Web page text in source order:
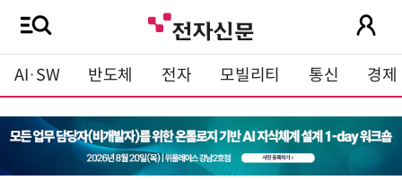
AI·SW 반도체 전자 모빌리티 통신 경제